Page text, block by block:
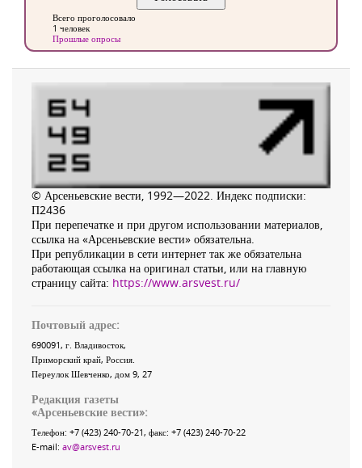
Всего проголосовало
1 человек
Прошлые опросы
© Арсеньевские вести, 1992—2022. Индекс подписки:
П2436
При перепечатке и при другом использовании материалов,
ссылка на «Арсеньевские вести» обязательна.
При републикации в сети интернет так же обязательна
работающая ссылка на оригинал статьи, или на главную
страницу сайта: https://www.arsvest.ru/
Почтовый адрес:
690091, г. Владивосток,
Приморский край, Россия
Переулок Шевченко, дом 9, 27
Редакция газеты
«Арсеньевские вести»:
Телефон: +7 (423) 240-70-21, факс: +7 (423) 240-70-22
E-mail: av@arsvest.ru